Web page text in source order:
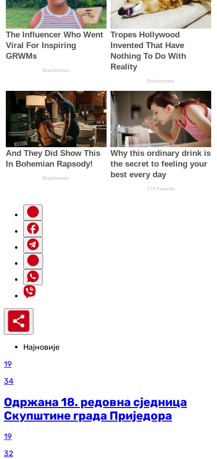
Најновије
19
34
Одржана 18. редовна сједница
Скупштине града Приједора
19
32